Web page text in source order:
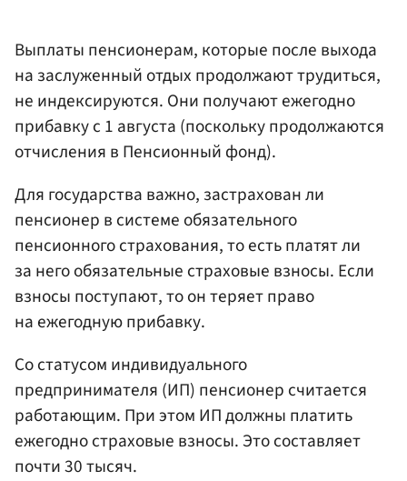
Выплаты пенсионерам, которые после выхода
на заслуженный отдых продолжают трудиться,
не индексируются. Они получают ежегодно
прибавку с 1 августа (поскольку продолжаются
отчисления в Пенсионный фонд).
Для государства важно, застрахован ли
пенсионер в системе обязательного
пенсионного страхования, то есть платят ли
за него обязательные страховые взносы. Если
взносы поступают, то он теряет право
на ежегодную прибавку.
Со статусом индивидуального
предпринимателя (ИП) пенсионер считается
работающим. При этом ИП должны платить
ежегодно страховые взносы. Это составляет
почти 30 тысяч.